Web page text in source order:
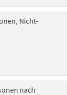
Nicht-
nach